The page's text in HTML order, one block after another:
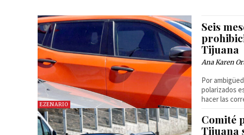
EZENARIO
Seis
Tijuana
Ana Karen
Por
polarizados
hacer las
Comité
Tijuana